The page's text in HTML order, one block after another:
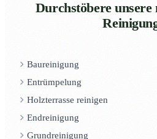
Durchstöbere unsere
Baureinigung
Entrümpelung
Holzterrasse reinigen
Endreinigung
Grundreinigung